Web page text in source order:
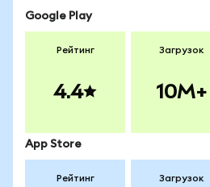
Google Play
Рейтинг
4.4
Загрузок
10M+
App Store
Рейтинг Загрузок